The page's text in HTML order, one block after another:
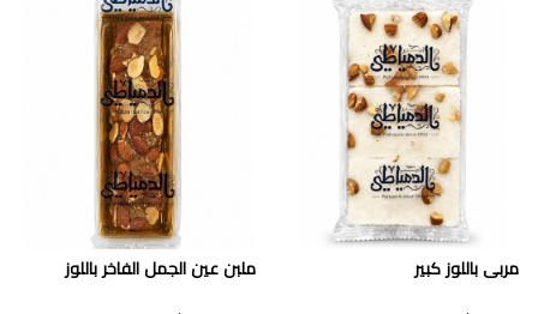
مربى باللوز كبير ملبن عين الجمل الفاخر باللوز